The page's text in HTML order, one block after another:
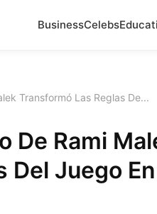
BusinessCelebs
Transformó Las Reglas De...
De Rami
Del Juego En